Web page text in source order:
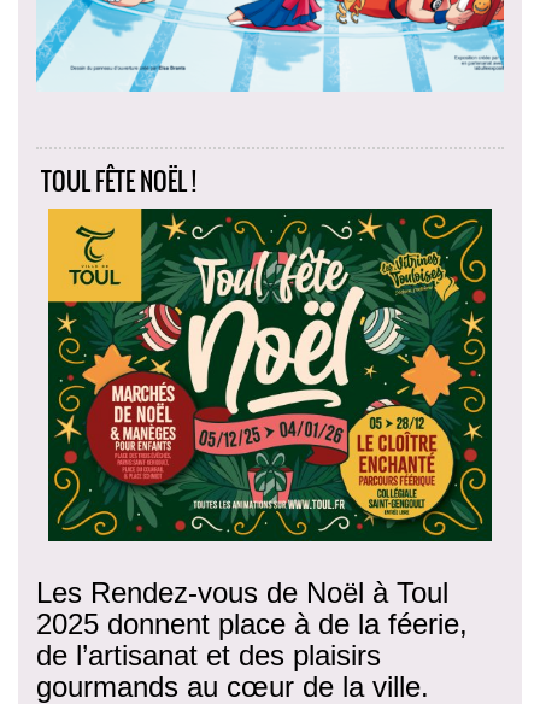
TOUL FÊTE NOËL !
Les Rendez-vous de Noël à Toul
2025 donnent place à de la féerie,
de l’artisanat et des plaisirs
gourmands au cœur de la ville.